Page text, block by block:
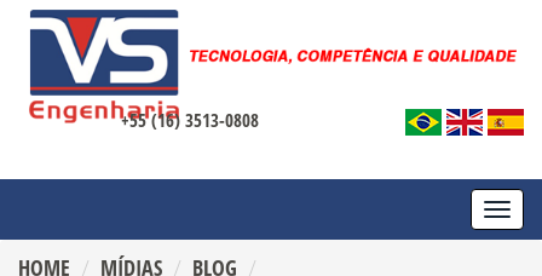
+55 (16) 3513-0808
HOME MÍDIAS BLOG